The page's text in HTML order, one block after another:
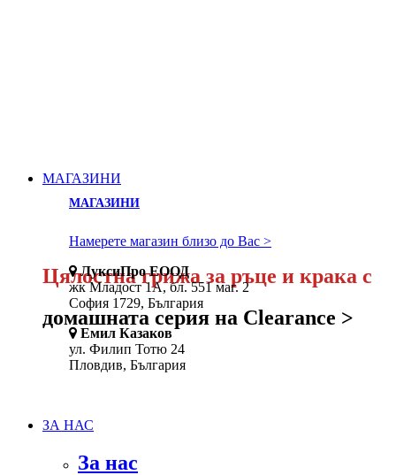
Цялостна грижа за ръце и крака с
домашната серия на Clearance >
МАГАЗИНИ
МАГАЗИНИ
Намерете магазин близо до Вас >
ЛуксиПро ЕООД
жк Младоcт 1А, бл. 551 маг. 2
София 1729, България
Емил Казаков
ул. Филип Тотю 24
Пловдив, България
ЗА НАС
За нас